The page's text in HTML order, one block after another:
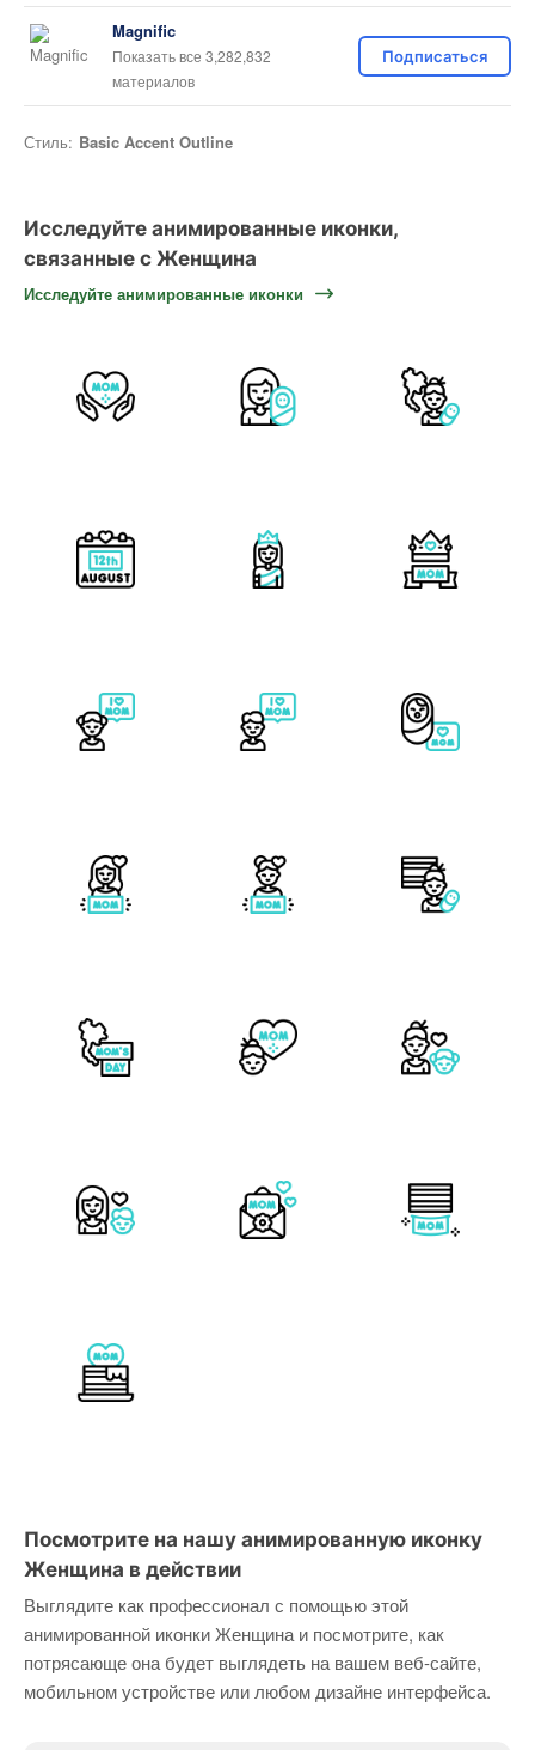
Magnific
Показать все 3,282,832
материалов
Подписаться
Стиль: Basic Accent Outline
Исследуйте анимированные иконки,
связанные с Женщина
Исследуйте анимированные иконки
Посмотрите на нашу анимированную иконку
Женщина в действии
Выглядите как профессионал с помощью этой
анимированной иконки Женщина и посмотрите, как
потрясающе она будет выглядеть на вашем веб-сайте,
мобильном устройстве или любом дизайне интерфейса.